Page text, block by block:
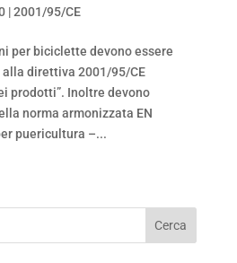
|2001/95/CE
per biciclette devono essere
direttiva 2001/95/CE
prodotti”. Inoltre devono
norma armonizzata EN
puericultura –...